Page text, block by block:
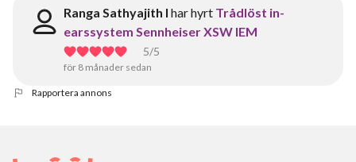
Ranga Sathyajith I har hyrt Trådlöst in-
earssystem Sennheiser XSW IEM
5/5
för 8 månader sedan
Rapportera annons